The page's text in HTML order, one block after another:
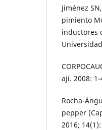
Jiménez
pimiento
inductores
ají. 2008: 1-
Rocha-
pepper
2016;